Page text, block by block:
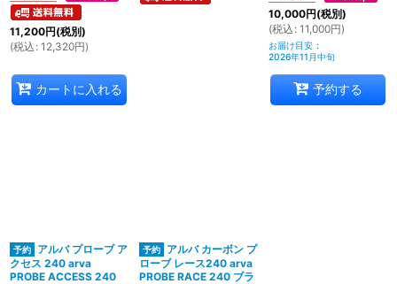
11,200円(税別)
(税込 : 12,320円)
カートに入れる
10,000円(税別)
(税込 : 11,000円)
お届け目安 :
2026年11月中旬
予約する
アルバ プローブ ア
クセス 240 arva
PROBE ACCESS 240
アルバ カーボン プ
ローブ レース240 arva
PROBE RACE 240 ブラ